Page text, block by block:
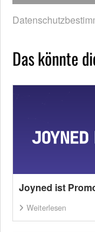
Das könnte
Joyned ist
Weiterlesen